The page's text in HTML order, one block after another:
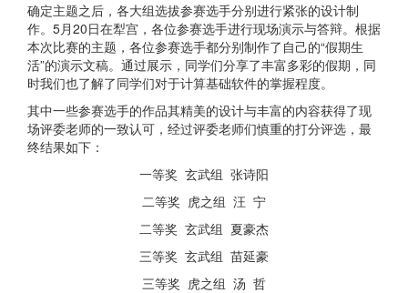
确定主题之后，各大组选拔参赛选手分别进行紧张的设计制
作。5月20日在犁宫，各位参赛选手进行现场演示与答辩。根据
本次比赛的主题，各位参赛选手都分别制作了自己的“假期生
活”的演示文稿。通过展示，同学们分享了丰富多彩的假期，同
时我们也了解了同学们对于计算基础软件的掌握程度。
其中一些参赛选手的作品其精美的设计与丰富的内容获得了现
场评委老师的一致认可，经过评委老师们慎重的打分评选，最
终结果如下：
一等奖 玄武组 张诗阳
二等奖 虎之组 汪 宁
二等奖 玄武组 夏豪杰
三等奖 玄武组 苗延豪
三等奖 虎之组 汤 哲